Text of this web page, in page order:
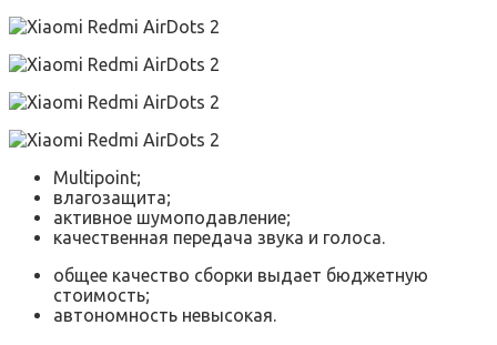
Multipoint;
влагозащита;
активное шумоподавление;
качественная передача звука и голоса.
общее качество сборки выдает бюджетную
стоимость;
автономность невысокая.